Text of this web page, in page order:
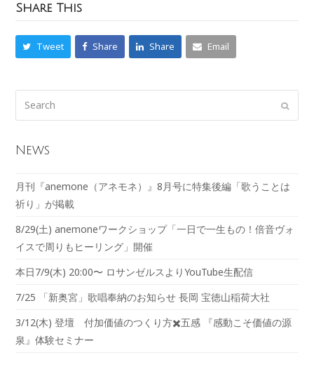
Share This
Tweet Share Share Email
News
月刊『anemone（アネモネ）』8月号に特集後編「歌うことは
祈り」が掲載
8/29(土) anemoneワークショップ「一日で一生もの！倍音ヴォ
イスで周りもヒーリング」開催
本日7/9(木) 20:00〜 ロサンゼルスよりYouTube生配信
7/25 「新奥宮」歌唱奉納のお知らせ 長岡 宝徳山稲荷大社
3/12(木) 登壇 付加価値のつくり方✖️五感 『感動こそ価値の源
泉』体験セミナー